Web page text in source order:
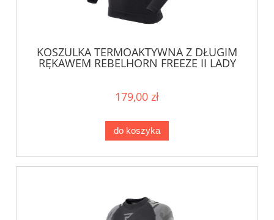
KOSZULKA TERMOAKTYWNA Z DŁUGIM
RĘKAWEM REBELHORN FREEZE II LADY
179,00 zł
do koszyka